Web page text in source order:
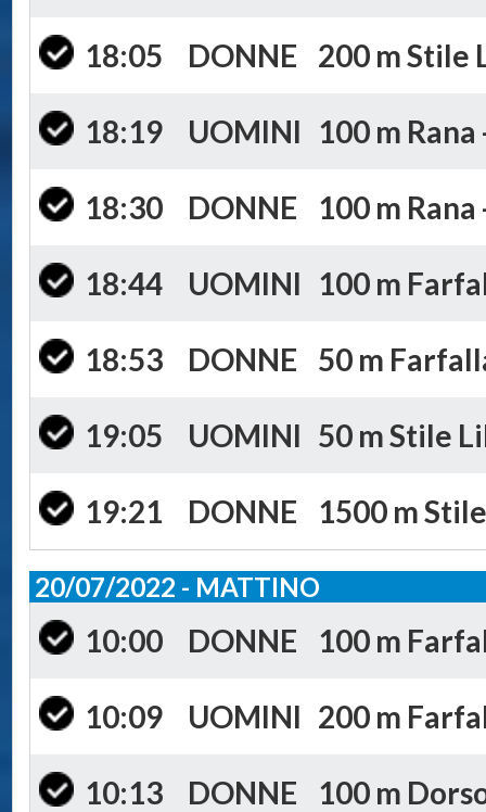
18:05 DONNE 200 m Stile
18:19 UOMINI 100 m Rana
18:30 DONNE 100 m Rana
18:44 UOMINI 100 m
18:53 DONNE 50 m
19:05 UOMINI 50 m Stile
19:21 DONNE 1500 m
20/07/2022 - MATTINO
10:00 DONNE 100 m
10:09 UOMINI 200 m
10:13 DONNE 100 m